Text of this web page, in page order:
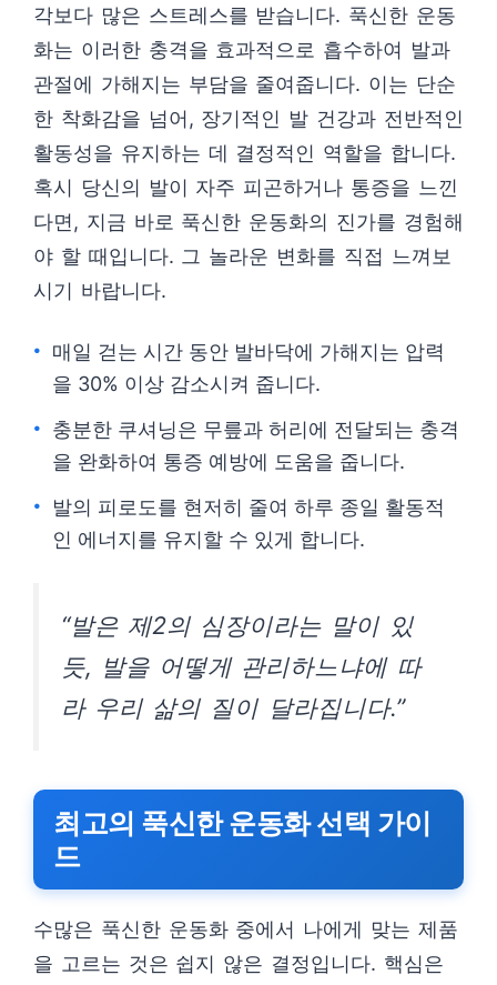
각보다 많은 스트레스를 받습니다. 푹신한 운동
화는 이러한 충격을 효과적으로 흡수하여 발과
관절에 가해지는 부담을 줄여줍니다. 이는 단순
한 착화감을 넘어, 장기적인 발 건강과 전반적인
활동성을 유지하는 데 결정적인 역할을 합니다.
혹시 당신의 발이 자주 피곤하거나 통증을 느낀
다면, 지금 바로 푹신한 운동화의 진가를 경험해
야 할 때입니다. 그 놀라운 변화를 직접 느껴보
시기 바랍니다.
매일 걷는 시간 동안 발바닥에 가해지는 압력
을 30% 이상 감소시켜 줍니다.
충분한 쿠셔닝은 무릎과 허리에 전달되는 충격
을 완화하여 통증 예방에 도움을 줍니다.
발의 피로도를 현저히 줄여 하루 종일 활동적
인 에너지를 유지할 수 있게 합니다.
“발은 제2의 심장이라는 말이 있
듯, 발을 어떻게 관리하느냐에 따
라 우리 삶의 질이 달라집니다.”
최고의 푹신한 운동화 선택 가이
드
수많은 푹신한 운동화 중에서 나에게 맞는 제품
을 고르는 것은 쉽지 않은 결정입니다. 핵심은